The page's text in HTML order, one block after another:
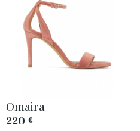
Omaira
220 €